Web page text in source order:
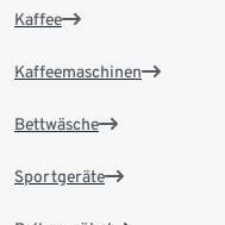
Kaffee
Kaffeemaschinen
Bettwäsche
Sportgeräte